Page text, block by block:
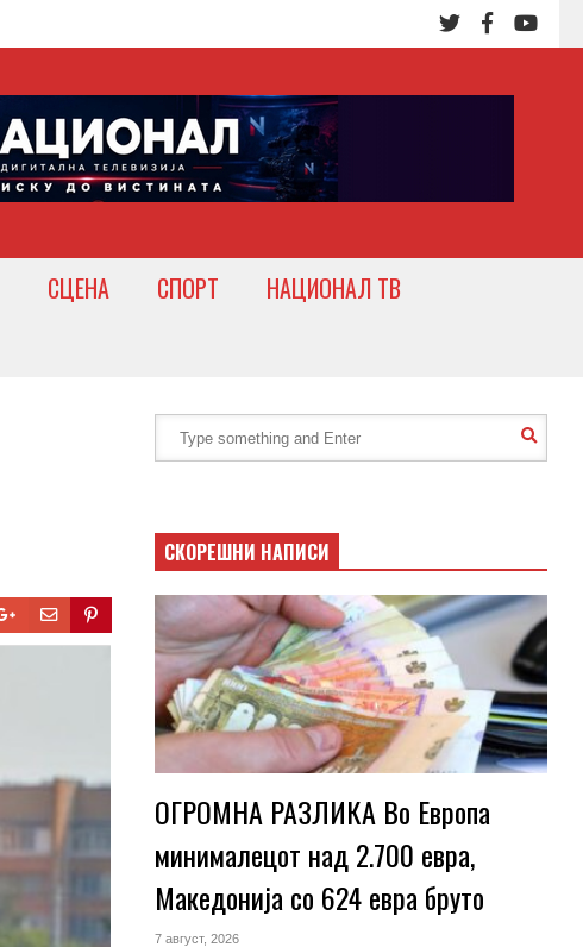
СЦЕНА СПОРТ
НАЦИОНАЛ ТВ
СКОРЕШНИ НАПИСИ
ОГРОМНА РАЗЛИКА Во Европа
минималецот над 2.700 евра,
Македонија со 624 евра бруто
7 август, 2026